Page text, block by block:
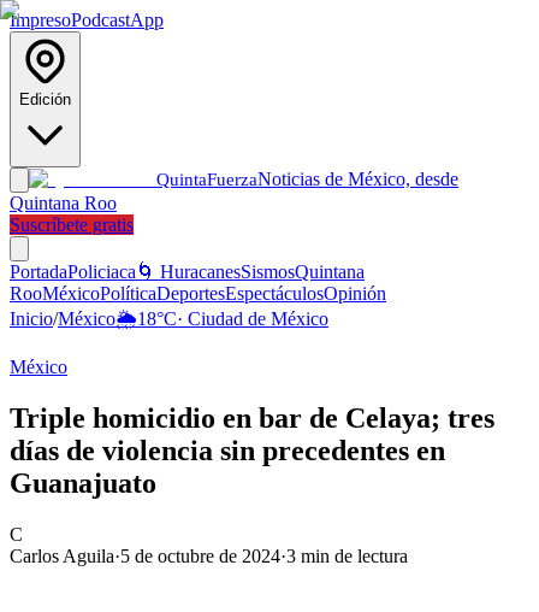
ImpresoPodcastApp
Edición
QuintaFuerzaNoticias de México, desde
Quintana Roo
Suscríbete gratis
PortadaPoliciaca 🌀 HuracanesSismosQuintana
RooMéxicoPolíticaDeportesEspectáculosOpinión
Inicio/México🌦️18°C· Ciudad de México
México
Triple homicidio en bar de Celaya; tres
días de violencia sin precedentes en
Guanajuato
C
Carlos Aguila·5 de octubre de 2024·3 min de lectura